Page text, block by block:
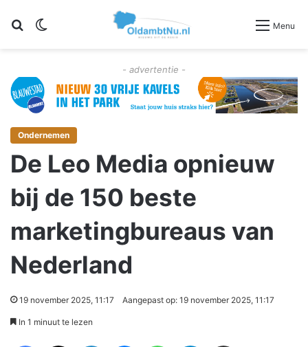
Zoeken Menu
- advertentie -
Ondernemen
De Leo Media opnieuw
bij de 150 beste
marketingbureaus van
Nederland
19 november 2025, 11:17 Aangepast op: 19 november 2025, 11:17
In 1 minuut te lezen